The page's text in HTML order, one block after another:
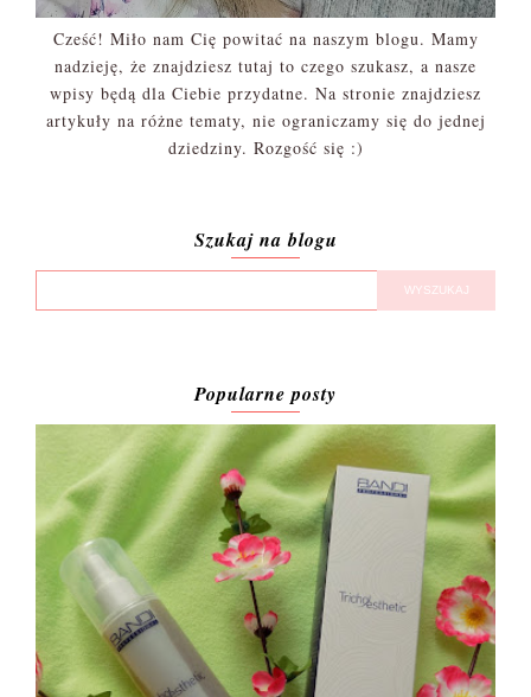
Cześć! Miło nam Cię powitać na naszym blogu. Mamy
nadzieję, że znajdziesz tutaj to czego szukasz, a nasze
wpisy będą dla Ciebie przydatne. Na stronie znajdziesz
artykuły na różne tematy, nie ograniczamy się do jednej
dziedziny. Rozgość się :)
Szukaj na blogu
Popularne posty